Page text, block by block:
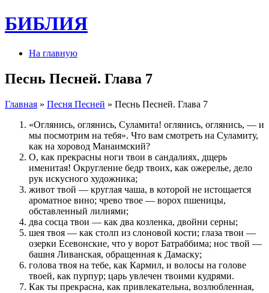
БИБЛИЯ
На главную
Песнь Песней. Глава 7
Главная » Песня Песней » Песнь Песней. Глава 7
«Оглянись, оглянись, Суламита! оглянись, оглянись, — и
мы посмотрим на тебя». Что вам смотреть на Суламиту,
как на хоровод Манаимский?
О, как прекрасны ноги твои в сандалиях, дщерь
именитая! Округление бедр твоих, как ожерелье, дело
рук искусного художника;
живот твой — круглая чаша, в которой не истощается
ароматное вино; чрево твое — ворох пшеницы,
обставленный лилиями;
два сосца твои — как два козленка, двойни серны;
шея твоя — как столп из слоновой кости; глаза твои —
озерки Есевонские, что у ворот Батраббима; нос твой —
башня Ливанская, обращенная к Дамаску;
голова твоя на тебе, как Кармил, и волосы на голове
твоей, как пурпур; царь увлечен твоими кудрями.
Как ты прекрасна, как привлекательна, возлюбленная,